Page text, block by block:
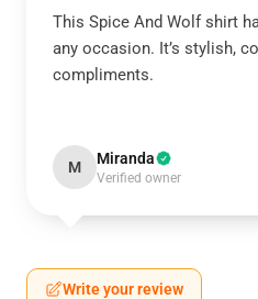
This Spice And Wolf shirt
any occasion. It’s stylish,
compliments.
M Miranda
Verified owner
Write your review